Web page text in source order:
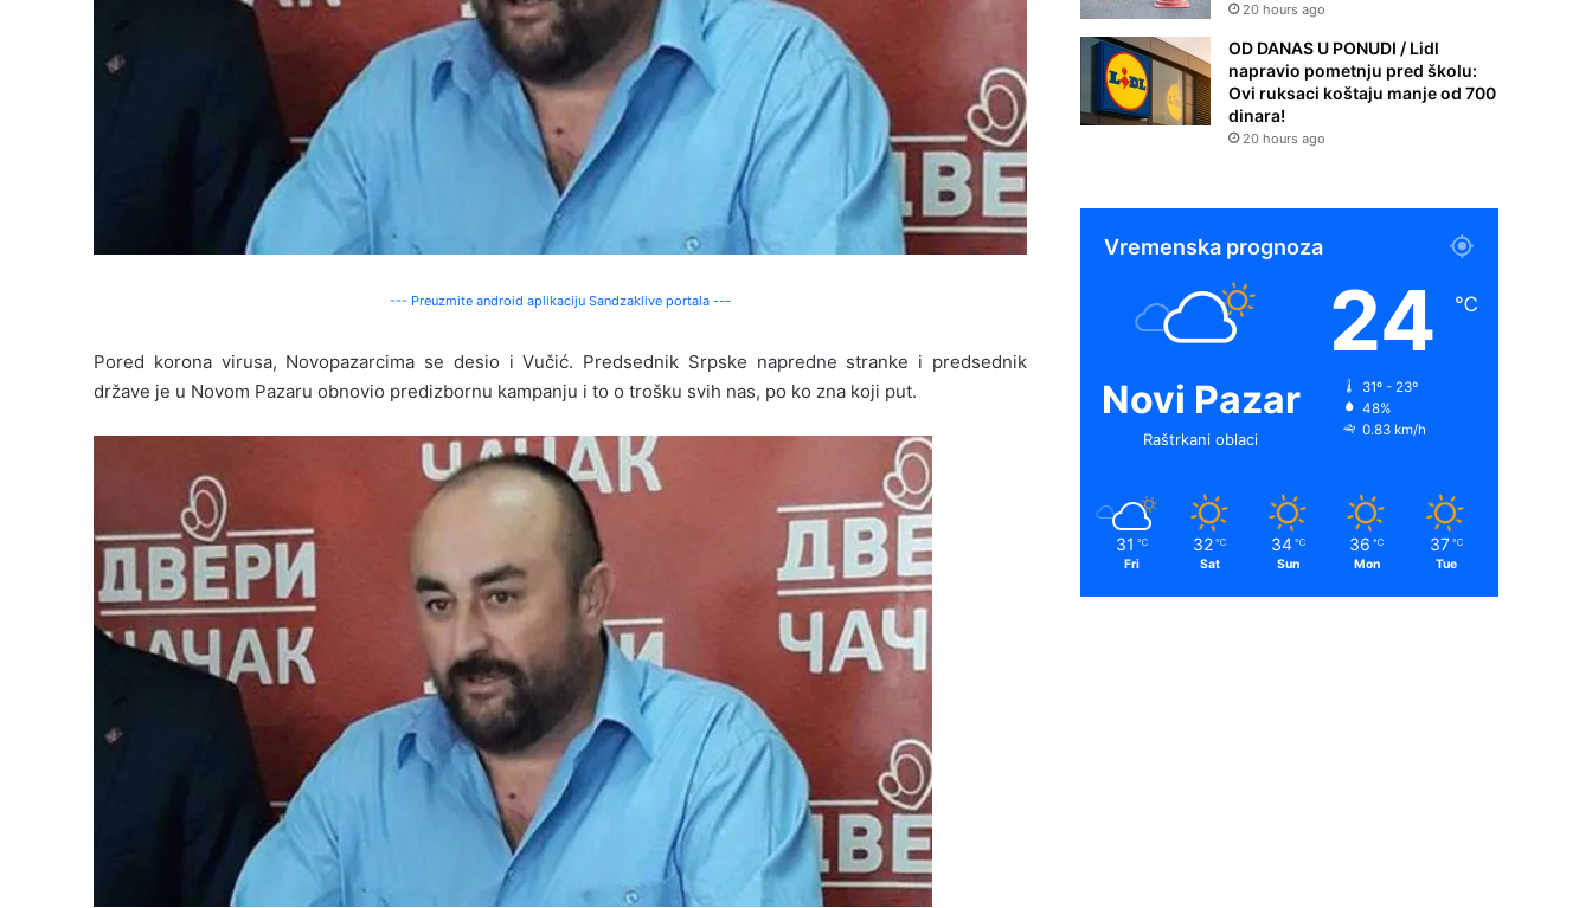
--- Preuzmite android aplikaciju Sandzaklive portala ---
Pored korona virusa, Novopazarcima se desio i Vučić. Predsednik Srpske napredne stranke i predsednik
države je u Novom Pazaru obnovio predizbornu kampanju i to o trošku svih nas, po ko zna koji put.
20 hours ago
OD DANAS U PONUDI / Lidl
napravio pometnju pred školu:
Ovi ruksaci koštaju manje od 700
dinara!
20 hours ago
Vremenska prognoza
Novi Pazar
Raštrkani oblaci
24 ℃
31º - 23º
48%
0.83 km/h
31 ℃
Fri
32 ℃
Sat
34 ℃
Sun
36 ℃
Mon
37 ℃
Tue